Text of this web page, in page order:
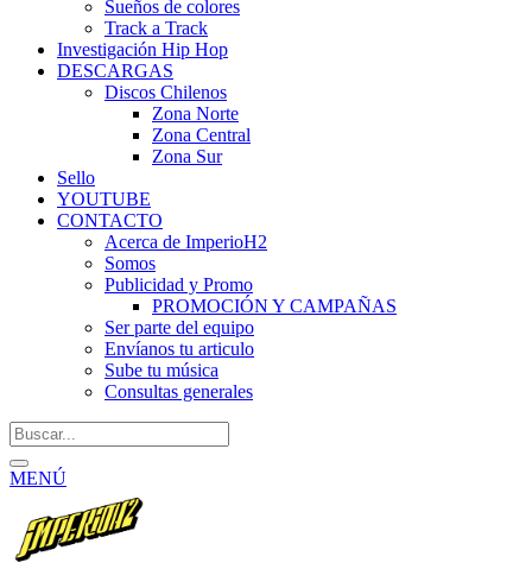
Sueños de colores
Track a Track
Investigación Hip Hop
DESCARGAS
Discos Chilenos
Zona Norte
Zona Central
Zona Sur
Sello
YOUTUBE
CONTACTO
Acerca de ImperioH2
Somos
Publicidad y Promo
PROMOCIÓN Y CAMPAÑAS
Ser parte del equipo
Envíanos tu articulo
Sube tu música
Consultas generales
MENÚ